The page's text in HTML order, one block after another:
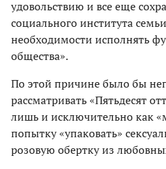
удовольствию и все еще
социального института
необходимости исполнять
общества».
По этой причине было бы
рассматривать «Пятьдесят
лишь и исключительно как
попытку «упаковать»
розовую обертку из